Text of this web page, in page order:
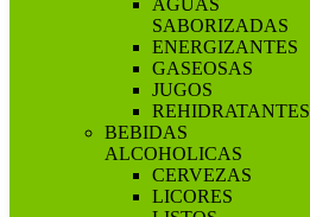
AGUAS
SABORIZADAS
ENERGIZANTES
GASEOSAS
JUGOS
REHIDRATANTES
BEBIDAS
ALCOHOLICAS
CERVEZAS
LICORES